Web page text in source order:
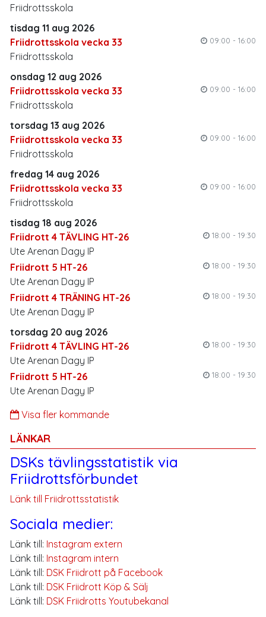
Friidrottsskola
tisdag 11 aug 2026
Friidrottsskola vecka 33
09:00 - 16:00
Friidrottsskola
onsdag 12 aug 2026
Friidrottsskola vecka 33
09:00 - 16:00
Friidrottsskola
torsdag 13 aug 2026
Friidrottsskola vecka 33
09:00 - 16:00
Friidrottsskola
fredag 14 aug 2026
Friidrottsskola vecka 33
09:00 - 16:00
Friidrottsskola
tisdag 18 aug 2026
Friidrott 4 TÄVLING HT-26
18:00 - 19:30
Ute Arenan Dagy IP
Friidrott 5 HT-26
18:00 - 19:30
Ute Arenan Dagy IP
Friidrott 4 TRÄNING HT-26
18:00 - 19:30
Ute Arenan Dagy IP
torsdag 20 aug 2026
Friidrott 4 TÄVLING HT-26
18:00 - 19:30
Ute Arenan Dagy IP
Friidrott 5 HT-26
18:00 - 19:30
Ute Arenan Dagy IP
Visa fler kommande
LÄNKAR
DSKs tävlingsstatistik via
Friidrottsförbundet
Länk till Friidrottsstatistik
Sociala medier:
Länk till: Instagram extern
Länk till: Instagram intern
Länk till: DSK Friidrott på Facebook
Länk till: DSK Friidrott Köp & Sälj
Länk till: DSK Friidrotts Youtubekanal